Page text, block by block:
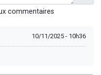
commentaires
10/11/2025 - 10h36